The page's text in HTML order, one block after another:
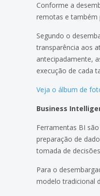
Conforme a
remotas e também
Segundo o
transparência aos
antecipadamente,
execução de cada
Veja o álbum de
Business
Ferramentas BI
preparação de
tomada de
Para o
modelo tradicional